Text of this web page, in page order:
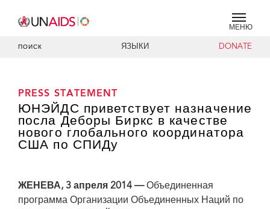
МЕНЮ
ПОИСК ЯЗЫКИ DONATE
PRESS STATEMENT
ЮНЭЙДС приветствует назначение
посла Деборы Биркс в качестве
нового глобального координатора
США по СПИДу
ЖЕНЕВА, 3 апреля 2014 —Объединенная
программа Организации Объединенных Наций по